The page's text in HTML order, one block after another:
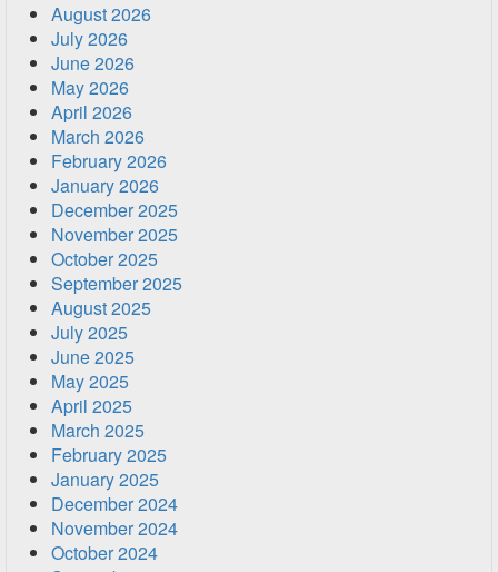
August 2026
July 2026
June 2026
May 2026
April 2026
March 2026
February 2026
January 2026
December 2025
November 2025
October 2025
September 2025
August 2025
July 2025
June 2025
May 2025
April 2025
March 2025
February 2025
January 2025
December 2024
November 2024
October 2024